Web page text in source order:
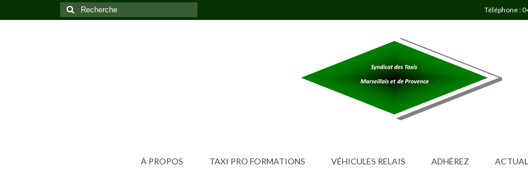
Téléphone :
Rechercher
:
À PROPOS TAXI PRO FORMATIONS VÉHICULES RELAIS ADHÉREZ